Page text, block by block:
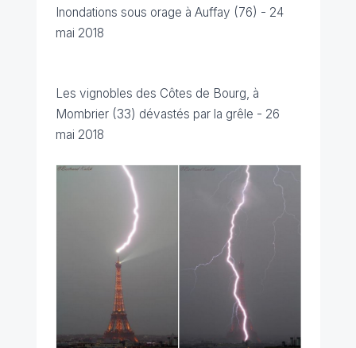
nondations sous orage à Auffay (76) - 24
mai 2018
Les vignobles des Côtes de Bourg, à
Mombrier (33) dévastés par la grêle - 26
mai 2018